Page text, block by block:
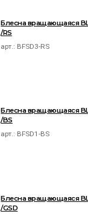
Блесна вращающаяся
/RS
арт.: BFSD3-RS
Блесна вращающаяся
/BS
арт.: BFSD1-BS
Блесна вращающаяся
/GSD